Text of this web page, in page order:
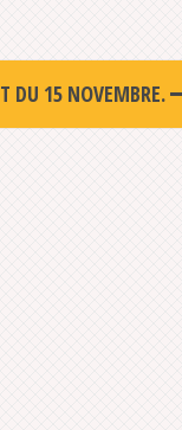
DU 15 NOVEMBRE.